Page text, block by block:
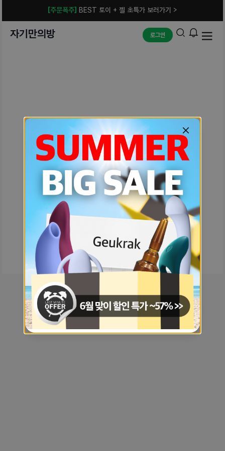
[주문폭주] BEST 토이 + 젤 초특가 보러가기 >
자기만의방 로그인
예상치 못한 에러입니다.